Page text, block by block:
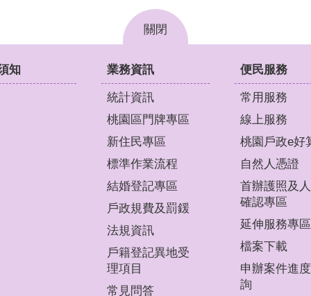
關閉
知 業務資訊
統計資訊
桃園區門牌專區
新住民專區
標準作業流程
結婚登記專區
戶政規費及罰鍰
法規資訊
戶籍登記異地受
理項目
常見問答
便民服務
常用服務
線上服務
桃園戶政e好
自然人憑證
首辦護照及人
確認專區
延伸服務專區
檔案下載
申辦案件進
詢